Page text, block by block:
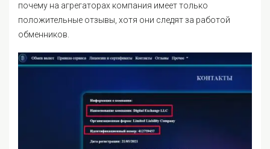
почему на агрегаторах компания имеет только
положительные отзывы, хотя они следят за работой
обменников.